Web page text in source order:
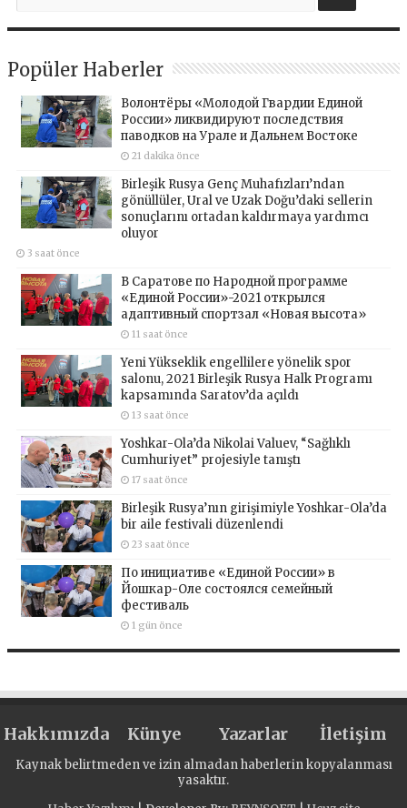
Popüler Haberler
Волонтёры «Молодой Гвардии Единой
России» ликвидируют последствия
паводков на Урале и Дальнем Востоке
21 dakika önce
Birleşik Rusya Genç Muhafızları’ndan
gönüllüler, Ural ve Uzak Doğu’daki sellerin
sonuçlarını ortadan kaldırmaya yardımcı
oluyor
3 saat önce
В Саратове по Народной программе
«Единой России»-2021 открылся
адаптивный спортзал «Новая высота»
11 saat önce
Yeni Yükseklik engellilere yönelik spor
salonu, 2021 Birleşik Rusya Halk Programı
kapsamında Saratov’da açıldı
13 saat önce
Yoshkar-Ola’da Nikolai Valuev, “Sağlıklı
Cumhuriyet” projesiyle tanıştı
17 saat önce
Birleşik Rusya’nın girişimiyle Yoshkar-Ola’da
bir aile festivali düzenlendi
23 saat önce
По инициативе «Единой России» в
Йошкар-Оле состоялся семейный
фестиваль
1 gün önce
Hakkımızda Künye Yazarlar İletişim
Kaynak belirtmeden ve izin almadan haberlerin kopyalanması
yasaktır.